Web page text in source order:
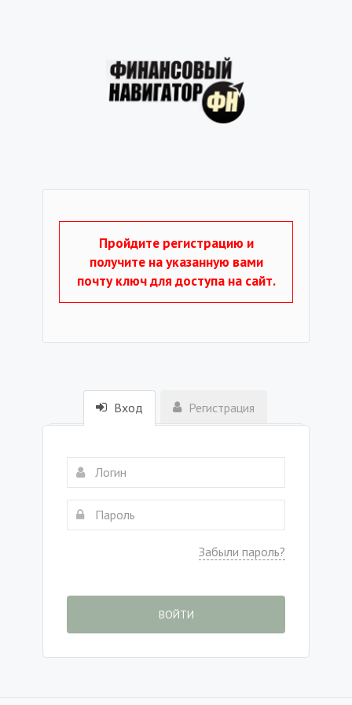
Пройдите регистрацию и
получите на указанную вами
почту ключ для доступа на сайт.
Вход Регистрация
Забыли пароль?
ВОЙТИ